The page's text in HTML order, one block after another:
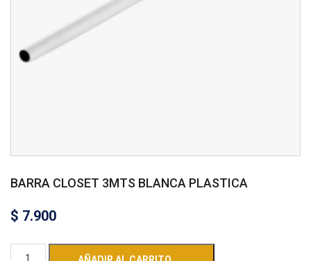
BARRA CLOSET 3MTS BLANCA PLASTICA
$ 7.900